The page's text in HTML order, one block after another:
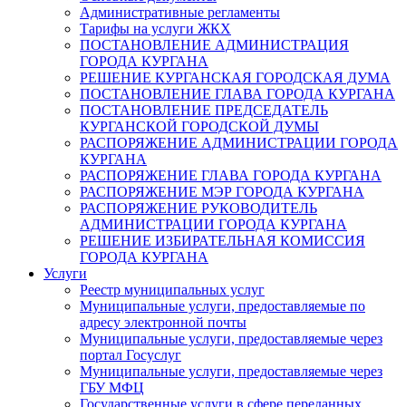
Административные регламенты
Тарифы на услуги ЖКХ
ПОСТАНОВЛЕНИЕ АДМИНИСТРАЦИЯ
ГОРОДА КУРГАНА
РЕШЕНИЕ КУРГАНСКАЯ ГОРОДСКАЯ ДУМА
ПОСТАНОВЛЕНИЕ ГЛАВА ГОРОДА КУРГАНА
ПОСТАНОВЛЕНИЕ ПРЕДСЕДАТЕЛЬ
КУРГАНСКОЙ ГОРОДСКОЙ ДУМЫ
РАСПОРЯЖЕНИЕ АДМИНИСТРАЦИИ ГОРОДА
КУРГАНА
РАСПОРЯЖЕНИЕ ГЛАВА ГОРОДА КУРГАНА
РАСПОРЯЖЕНИЕ МЭР ГОРОДА КУРГАНА
РАСПОРЯЖЕНИЕ РУКОВОДИТЕЛЬ
АДМИНИСТРАЦИИ ГОРОДА КУРГАНА
РЕШЕНИЕ ИЗБИРАТЕЛЬНАЯ КОМИССИЯ
ГОРОДА КУРГАНА
Услуги
Реестр муниципальных услуг
Муниципальные услуги, предоставляемые по
адресу электронной почты
Муниципальные услуги, предоставляемые через
портал Госуслуг
Муниципальные услуги, предоставляемые через
ГБУ МФЦ
Государственные услуги в сфере переданных